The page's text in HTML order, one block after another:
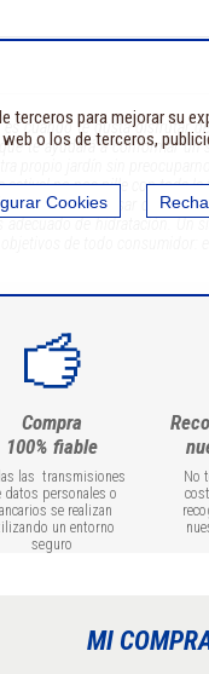
cuando te gusta disfrutar
te ayudará a conformar
propio jardín sin
estival no nos pille con toda
que pensar cómo
adecuado de hidratación.
de todo consumidor: el
Compra
100% fiable
las transmisiones
datos personales o
se realizan
un entorno
seguro
No
MI
terceros para mejorar su
o los de terceros,
Cookies